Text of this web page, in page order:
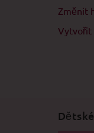
Změnit
Vytvořit